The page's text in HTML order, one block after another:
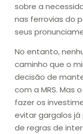
sobre a
nas ferrovias do
seus
No entanto,
caminho que o
decisão de
com a MRS. Mas
fazer os
evitar gargalos
de regras de